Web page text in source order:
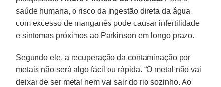
saúde humana, o risco da ingestão direta da água
com excesso de manganês pode causar infertilidade
e sintomas próximos ao Parkinson em longo prazo.
Segundo ele, a recuperação da contaminação por
metais não será algo fácil ou rápida. “O metal não vai
deixar de ser metal nem vai sair do rio sozinho. Ao